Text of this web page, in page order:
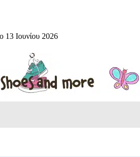
13 Ιουνίου 2026